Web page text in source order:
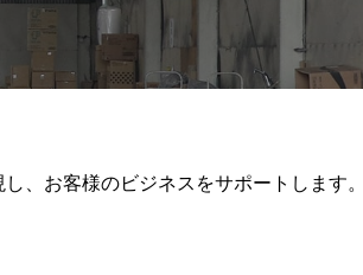
、お客様のビジネスをサポートします。